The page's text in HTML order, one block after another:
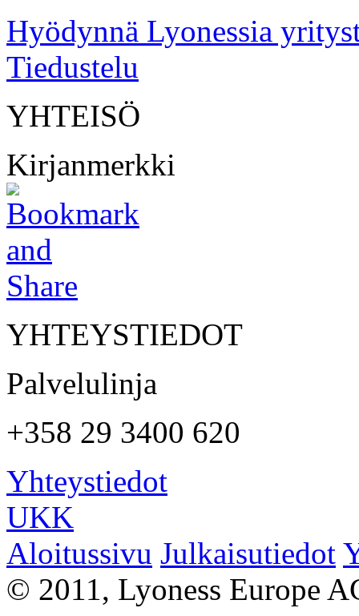
Hyödynnä Lyonessia
Tiedustelu
YHTEISÖ
Kirjanmerkki
YHTEYSTIEDOT
Palvelulinja
+358 29 3400 620
Yhteystiedot
UKK
Aloitussivu Julkaisutiedot
© 2011, Lyoness Europe